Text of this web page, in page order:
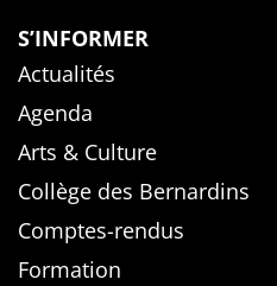
S’INFORMER
Actualités
Agenda
Arts & Culture
Collège des Bernardins
Comptes-rendus
Formation